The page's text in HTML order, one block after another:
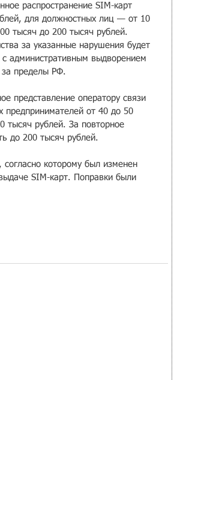
распространение SIM-карт
для должностных лиц — от 10
тысяч до 200 тысяч рублей.
за указанные нарушения будет
административным выдворением
за пределы РФ.
представление оператору связи
предпринимателей от 40 до 50
тысяч рублей. За повторное
до 200 тысяч рублей.
которому был изменен
SIM-карт. Поправки были